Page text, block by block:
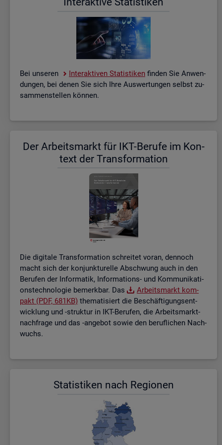
Bei un­se­ren In­ter­ak­ti­ven Sta­tis­ti­ken fin­den Sie An­wen­
dun­gen, bei denen Sie sich Ihre Aus­wer­tun­gen selbst zu­
sam­men­stel­len kön­nen.
Der Ar­beits­markt für IKT-Be­ru­fe im Kon­
text der Trans­for­ma­ti­on
Die di­gi­ta­le Trans­for­ma­ti­on schrei­tet voran, den­noch
macht sich der kon­junk­tu­rel­le Ab­schwung auch in den
Be­ru­fen der In­for­ma­tik, In­for­ma­ti­ons- und Kom­mu­ni­ka­ti­
ons­tech­no­lo­gie be­merk­bar. Das
Ar­beits­markt kom­
pakt (PDF, 681KB) the­ma­ti­siert die Be­schäf­ti­gungs­ent­
wick­lung und -struk­tur in IKT-Be­ru­fen, die Ar­beits­markt­
nach­fra­ge und das -an­ge­bot sowie den be­ruf­li­chen Nach­
wuchs.
Sta­tis­ti­ken nach Re­gio­nen